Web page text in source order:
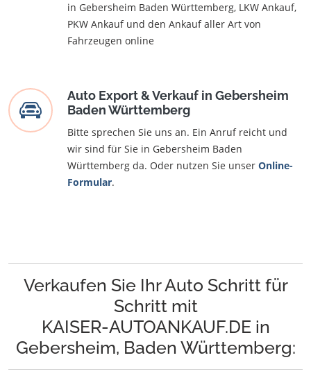
in Gebersheim Baden Württemberg, LKW Ankauf,
PKW Ankauf und den Ankauf aller Art von
Fahrzeugen online
Auto Export & Verkauf in Gebersheim
Baden Württemberg
Bitte sprechen Sie uns an. Ein Anruf reicht und
wir sind für Sie in Gebersheim Baden
Württemberg da. Oder nutzen Sie unser Online-
Formular.
Verkaufen Sie Ihr Auto Schritt für
Schritt mit
KAISER-AUTOANKAUF.DE in
Gebersheim, Baden Württemberg: